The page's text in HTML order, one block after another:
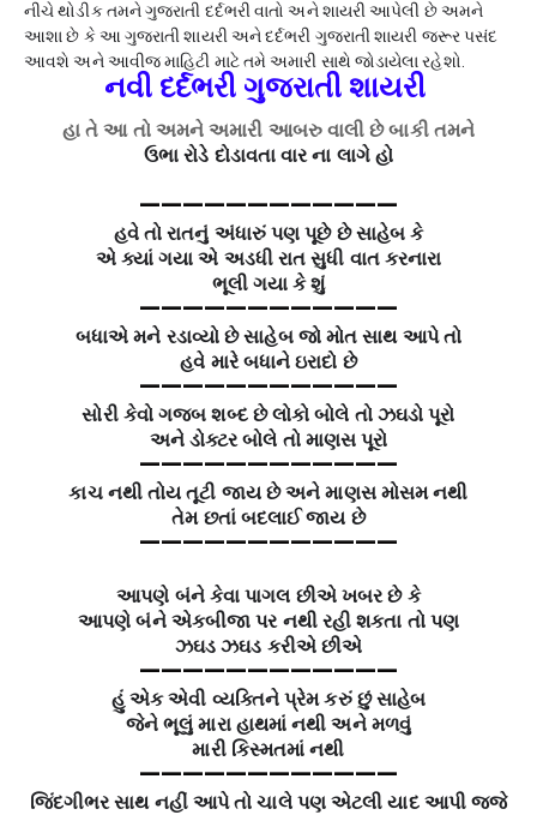
નીચે થોડીક તમને ગુજરાતી દર્દભરી વાતો અને શાયરી આપેલી છે અમને
આશા છે કે આ ગુજરાતી શાયરી અને દર્દભરી ગુજરાતી શાયરી જરૂર પસંદ
આવશે અને આવીજ માહિટી માટે તમે અમારી સાથે જોડાયેલા રહેશો.
નવી દર્દભરી ગુજરાતી શાયરી
હા તે આ તો અમને અમારી આબરુ વાલી છે બાકી તમને
ઉભા રોડે દોડાવતા વાર ના લાગે હો
————————————
હવે તો રાતનું અંધારું પણ પૂછે છે સાહેબ કે
એ ક્યાં ગયા એ અડધી રાત સુધી વાત કરનારા
ભૂલી ગયા કે શું
————————————
બધાએ મને રડાવ્યો છે સાહેબ જો મોત સાથ આપે તો
હવે મારે બધાને ઇરાદો છે
————————————
સોરી કેવો ગજબ શબ્દ છે લોકો બોલે તો ઝઘડો પૂરો
અને ડોક્ટર બોલે તો માણસ પૂરો
————————————
કાચ નથી તોય તૂટી જાય છે અને માણસ મોસમ નથી
તેમ છતાં બદલાઈ જાય છે
————————————
આપણે બંને કેવા પાગલ છીએ ખબર છે કે
આપણે બંને એકબીજા પર નથી રહી શકતા તો પણ
ઝઘડ ઝઘડ કરીએ છીએ
————————————
હું એક એવી વ્યક્તિને પ્રેમ કરું છું સાહેબ
જેને ભૂલું મારા હાથમાં નથી અને મળવું
મારી કિસ્મતમાં નથી
————————————
જિંદગીભર સાથ નહીં આપે તો ચાલે પણ એટલી યાદ આપી જજે